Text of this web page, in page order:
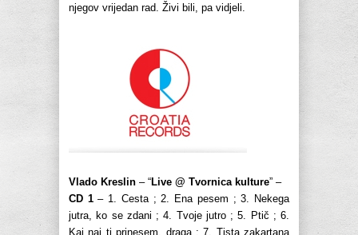
njegov vrijedan rad. Živi bili, pa vidjeli.
Vlado Kreslin – “Live @ Tvornica kulture” –
CD 1– 1. Cesta ; 2. Ena pesem ; 3. Nekega
jutra, ko se zdani ; 4. Tvoje jutro ; 5. Ptič ; 6.
Kaj naj ti prinesem, draga ; 7. Tista zakartana